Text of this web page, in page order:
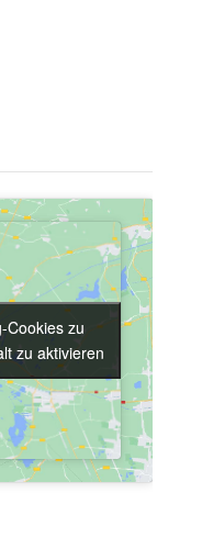
Cookies zu
zu aktivieren
Cookies zu
zu aktivieren